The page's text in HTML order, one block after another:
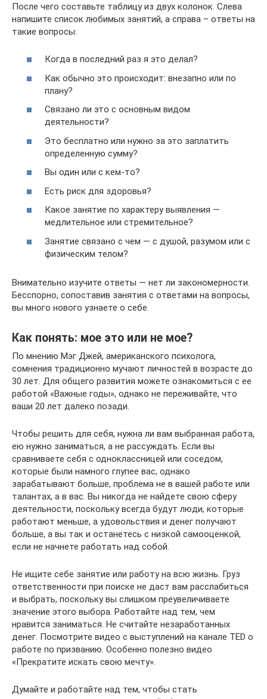
После чего составьте таблицу из двух колонок. Слева
напишите список любимых занятий, а справа – ответы на
такие вопросы:
Когда в последний раз я это делал?
Как обычно это происходит: внезапно или по
плану?
Связано ли это с основным видом
деятельности?
Это бесплатно или нужно за это заплатить
определенную сумму?
Вы один или с кем-то?
Есть риск для здоровья?
Какое занятие по характеру выявления —
медлительное или стремительное?
Занятие связано с чем — с душой, разумом или с
физическим телом?
Внимательно изучите ответы — нет ли закономерности.
Бесспорно, сопоставив занятия с ответами на вопросы,
вы много нового узнаете о себе.
Как понять: мое это или не мое?
По мнению Мэг Джей, американского психолога,
сомнения традиционно мучают личностей в возрасте до
30 лет. Для общего развития можете ознакомиться с ее
работой «Важные годы», однако не переживайте, что
ваши 20 лет далеко позади.
Чтобы решить для себя, нужна ли вам выбранная работа,
ею нужно заниматься, а не рассуждать. Если вы
сравниваете себя с одноклассницей или соседом,
которые были намного глупее вас, однако
зарабатывают больше, проблема не в вашей работе или
талантах, а в вас. Вы никогда не найдете свою сферу
деятельности, поскольку всегда будут люди, которые
работают меньше, а удовольствия и денег получают
больше, а вы так и останетесь с низкой самооценкой,
если не начнете работать над собой.
Не ищите себе занятие или работу на всю жизнь. Груз
ответственности при поиске не даст вам расслабиться
и выбрать, поскольку вы слишком преувеличиваете
значение этого выбора. Работайте над тем, чем
нравится заниматься. Не считайте незаработанных
денег. Посмотрите видео с выступлений на канале TED о
работе по призванию. Особенно полезно видео
«Прекратите искать свою мечту».
Думайте и работайте над тем, чтобы стать